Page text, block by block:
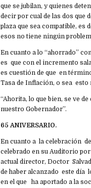
que se jubilan, y quienes
decir por cual de las dos que
plaza que sea compatible,
esos no tiene ningún
En cuanto a lo “ahorrado”
es que con el incremento
es cuestión de que en
Tasa de Inflación, o sea esto
“Ahorita, lo que bien, se ve
nuestro Gobernador”.
65 ANIVERSARIO.
En cuanto a la celebración
celebrado en su Auditorio
actual director, Doctor
de haber alcanzado este día
en el que ha aportado a la